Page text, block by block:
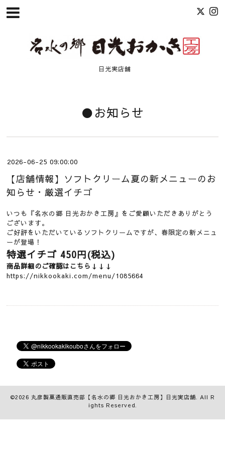
日光実店舗
●お知らせ
2026-06-25 09:00:00
【店舗情報】ソフトクリーム夏の新メニューのお
知らせ・厳選イチゴ
いつも『名水の郷 日光おかき工房』をご愛顧いただきありがとう
ございます。
ご好評をいただいているソフトクリームですが、春限定の新メニュ
ーが登場！
特選イチゴ 450円(税込)
商品詳細のご確認はこちら↓↓↓
https://nikkookaki.com/menu/1085664
©2026 丸彦製菓通販直売部【名水の郷 日光おかき工房】日光実店舗. All R
ights Reserved.